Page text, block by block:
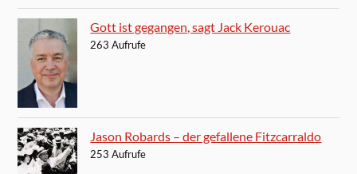
Gott ist gegangen, sagt Jack Kerouac
263 Aufrufe
Jason Robards – der gefallene Fitzcarraldo
253 Aufrufe